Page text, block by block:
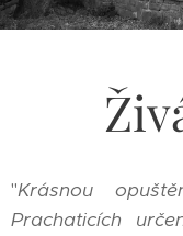
"Krásnou
Prachaticích